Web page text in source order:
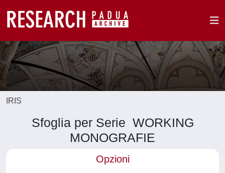
IRIS
Sfoglia per Serie WORKING
MONOGRAFIE
Opzioni